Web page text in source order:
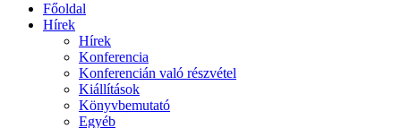
Főoldal
Hírek
Hírek
Konferencia
Konferencián való részvétel
Kiállítások
Könyvbemutató
Egyéb